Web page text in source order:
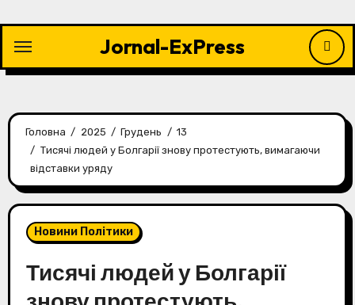
контенту
Jornal-ExPress
Головна 2025 Грудень
13
Тисячі людей у Болгарії знову протестують, вимагаючи
відставки уряду
Новини Політики
Тисячі людей у Болгарії